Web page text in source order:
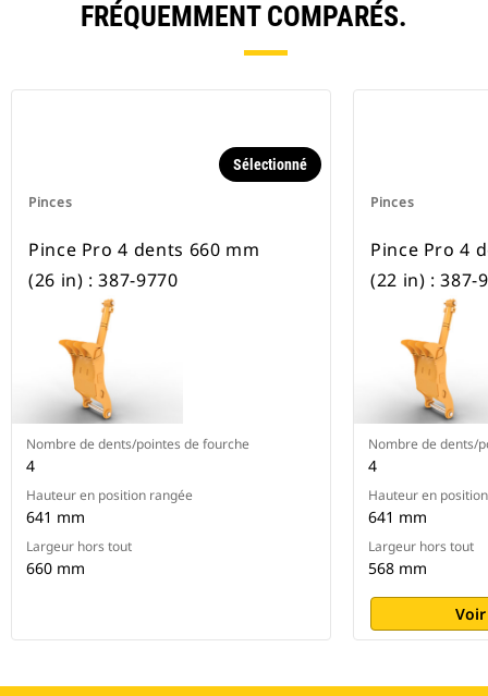
FRÉQUEMMENT COMPARÉS.
Pinces
Sélectionné
Pince Pro 4 dents 660 mm
(26 in) : 387-9770
Nombre de dents/pointes de fourche
4
Hauteur en position rangée
641 mm
Largeur hors tout
660 mm
Pinces
Pince Pro 4
(22 in) : 387-
Nombre de dents/
4
Hauteur en
641 mm
Largeur hors tout
568 mm